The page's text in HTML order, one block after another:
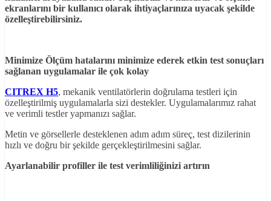
ekranlarını bir kullanıcı olarak ihtiyaçlarınıza uyacak şekilde
özelleştirebilirsiniz.
Minimize Ölçüm hatalarını minimize ederek etkin test sonuçları
sağlanan uygulamalar ile çok kolay
CITREX H5, mekanik ventilatörlerin doğrulama testleri için
özelleştirilmiş uygulamalarla sizi destekler. Uygulamalarımız rahat
ve verimli testler yapmanızı sağlar.
Metin ve görsellerle desteklenen adım adım süreç, test dizilerinin
hızlı ve doğru bir şekilde gerçekleştirilmesini sağlar.
Ayarlanabilir profiller ile test verimliliğinizi artırın